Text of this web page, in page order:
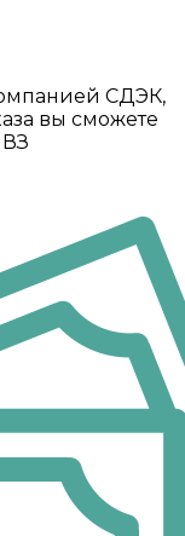
СДЭК,
вы сможете